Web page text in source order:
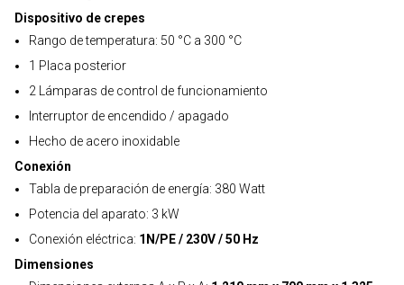
Dispositivo de crepes
Rango de temperatura: 50 °C a 300 °C
1 Placa posterior
2 Lámparas de control de funcionamiento
Interruptor de encendido / apagado
Hecho de acero inoxidable
Conexión
Tabla de preparación de energía: 380 Watt
Potencia del aparato: 3 kW
Conexión eléctrica: 1N/PE / 230V / 50 Hz
Dimensiones